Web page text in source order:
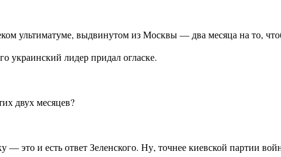
ультиматуме, выдвинутом из Москвы — два месяца на то,
украинский лидер придал огласке.
двух месяцев?
это и есть ответ Зеленского. Ну, точнее киевской партии